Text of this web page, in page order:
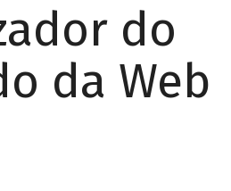
do
da Web